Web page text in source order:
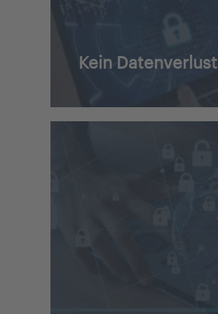
Kein Datenverlust